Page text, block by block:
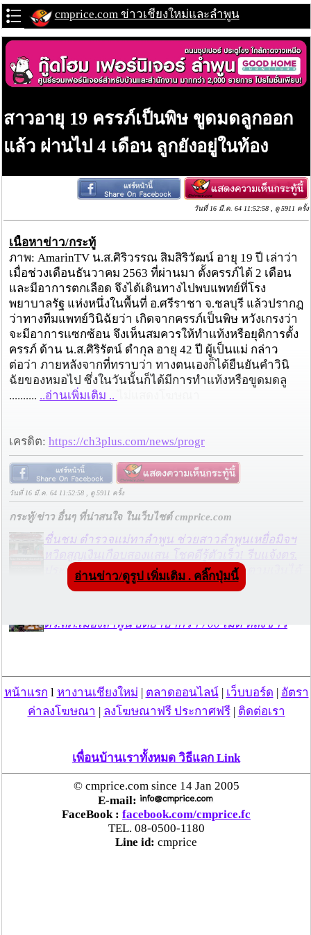
cmprice.com ข่าวเชียงใหม่และลำพูน
สาวอายุ 19 ครรภ์เป็นพิษ ขูดมดลูกออก
แล้ว ผ่านไป 4 เดือน ลูกยังอยู่ในท้อง
วันที่ 16 มี.ค. 64 11:52:58 , ดู 5911 ครั้ง
เนื้อหาข่าว/กระทู้
ภาพ: AmarinTV น.ส.ศิริวรรณ สิมสิริวัฒน์ อายุ 19 ปี เล่าว่า
เมื่อช่วงเดือนธันวาคม 2563 ที่ผ่านมา ตั้งครรภ์ได้ 2 เดือน
และมีอาการตกเลือด จึงได้เดินทางไปพบแพทย์ที่โรง
พยาบาลรัฐ แห่งหนึ่งในพื้นที่ อ.ศรีราชา จ.ชลบุรี แล้วปรากฎ
ว่าทางทีมแพทย์วินิฉัยว่า เกิดจากครรภ์เป็นพิษ หวังเกรงว่า
จะมีอาการแซกซ้อน จึงเห็นสมควรให้ทำแท้งหรือยุติการตั้ง
ครรภ์ ด้าน น.ส.ศิริรัตน์ ดำกุล อายุ 42 ปี ผู้เป็นแม่ กล่าว
ต่อว่า ภายหลังจากที่ทราบว่า ทางตนเองก็ได้ยืนยันคำวินิ
ฉัยของหมอไป ซึ่งในวันนั้นก็ได้มีการทำแท้งหรือขูดมดลู
.......... ..อ่านเพิ่มเติม ..
เครดิต: https://ch3plus.com/news/progr
วันที่ 16 มี.ค. 64 11:52:58 , ดู 5911 ครั้ง
กระทู้/ข่าว อื่นๆ ที่น่าสนใจ ในเว็บไซต์ cmprice.com
ชื่นชม ตำรวจแม่ทาลำพูน ช่วยสาวลำพูนเหยื่อมิจฯ
หวิดสูญเงินเกือบสองแสน โชคดีรู้ตัวเร็ว! รีบแจ้งตร.
ประสาน สตช.สายด่วน 1441 อายัดบัญชี-ตามเงินได้
ตร.สภ.เมืองลำพูน ยึดยาบ้ากว่า 700 เม็ด หลังชาว
แม่สะเรียง ลุยตรวจ “สกุชชี่“ ของเล่นอันตราย พบไร้
มาตรฐานเสี่ยงอันตราย สั่งห้ามขาย-เตือนภัยผู้
“ลาว” ส่ง “24 คนไทย” กลับประเทศผ่านด่าน
เชียงของ เพื่อดำเนินการตามกฎหมาย พบส่วนใหญ่มี
เอี่ยวแก๊งคอลเซ็นเตอร์
“ตรีนุช” เปิดตัวระบบ “e-WorkPermit” ลงทะเบียน
แรงงานต่างด้าวออนไลน์ ให้บริการ 24 ชั่วโมงทั่ว
อ่านข่าว/ดูรูป เพิ่มเติม . คลิ๊กปุ่มนี้
หน้าแรก l หางานเชียงใหม่ ตลาดออนไลน์| เว็บบอร์ด
อัตรา
ค่าลงโฆษณา
ลงโฆษณาฟรี ประกาศฟรี| ติดต่อเรา
เพื่อนบ้านเราทั้งหมด วิธีแลก Link
© cmprice.com since 14 Jan 2005
E-mail:
FaceBook : facebook.com/cmprice.fc
TEL. 08-0500-1180
Line id: cmprice